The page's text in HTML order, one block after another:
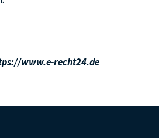
www.e-recht24.de